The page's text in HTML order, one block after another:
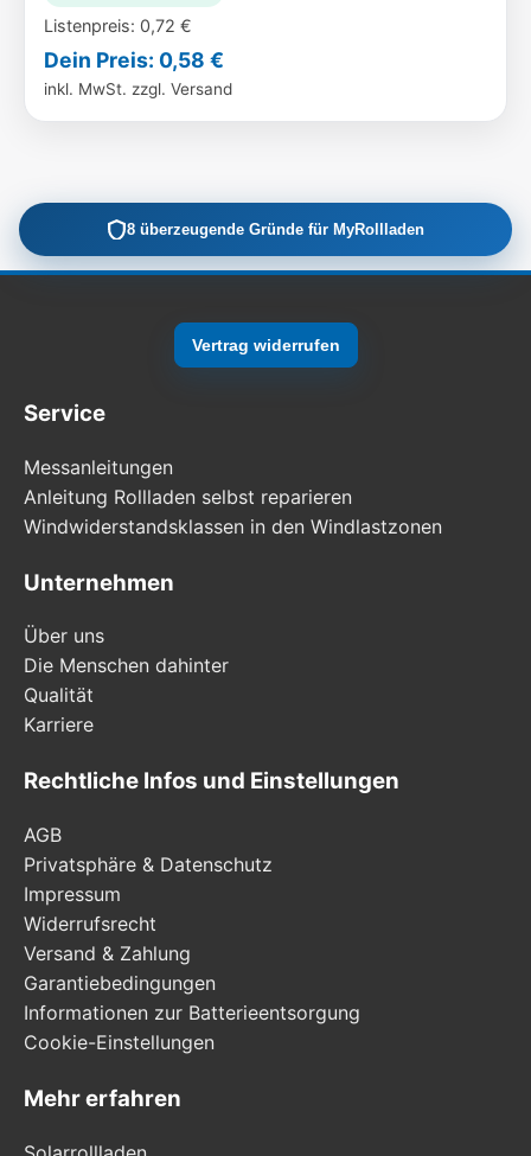
Listenpreis: 0,72 €
Dein Preis: 0,58 €
inkl. MwSt. zzgl. Versand
8 überzeugende Gründe für MyRollladen
Vertrag widerrufen
Service
Messanleitungen
Anleitung Rollladen selbst reparieren
Windwiderstandsklassen in den Windlastzonen
Unternehmen
Über uns
Die Menschen dahinter
Qualität
Karriere
Rechtliche Infos und Einstellungen
AGB
Privatsphäre & Datenschutz
Impressum
Widerrufsrecht
Versand & Zahlung
Garantiebedingungen
Informationen zur Batterieentsorgung
Cookie-Einstellungen
Mehr erfahren